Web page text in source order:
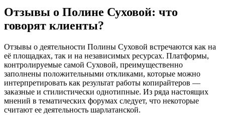
Отзывы о Полине Суховой: что
говорят клиенты?
Отзывы о деятельности Полины Суховой встречаются как на
её площадках, так и на независимых ресурсах. Платформы,
контролируемые самой Суховой, преимущественно
заполнены положительными откликами, которые можно
интерпретировать как результат работы копирайтеров —
заказные и стилистически однотипные. Из ряда настоящих
мнений в тематических форумах следует, что некоторые
считают ее деятельность шарлатанской.